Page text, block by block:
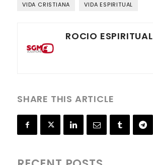
VIDA CRISTIANA
VIDA ESPIRITUAL
ROCIO ESPIRITUAL
SHARE THIS ARTICLE